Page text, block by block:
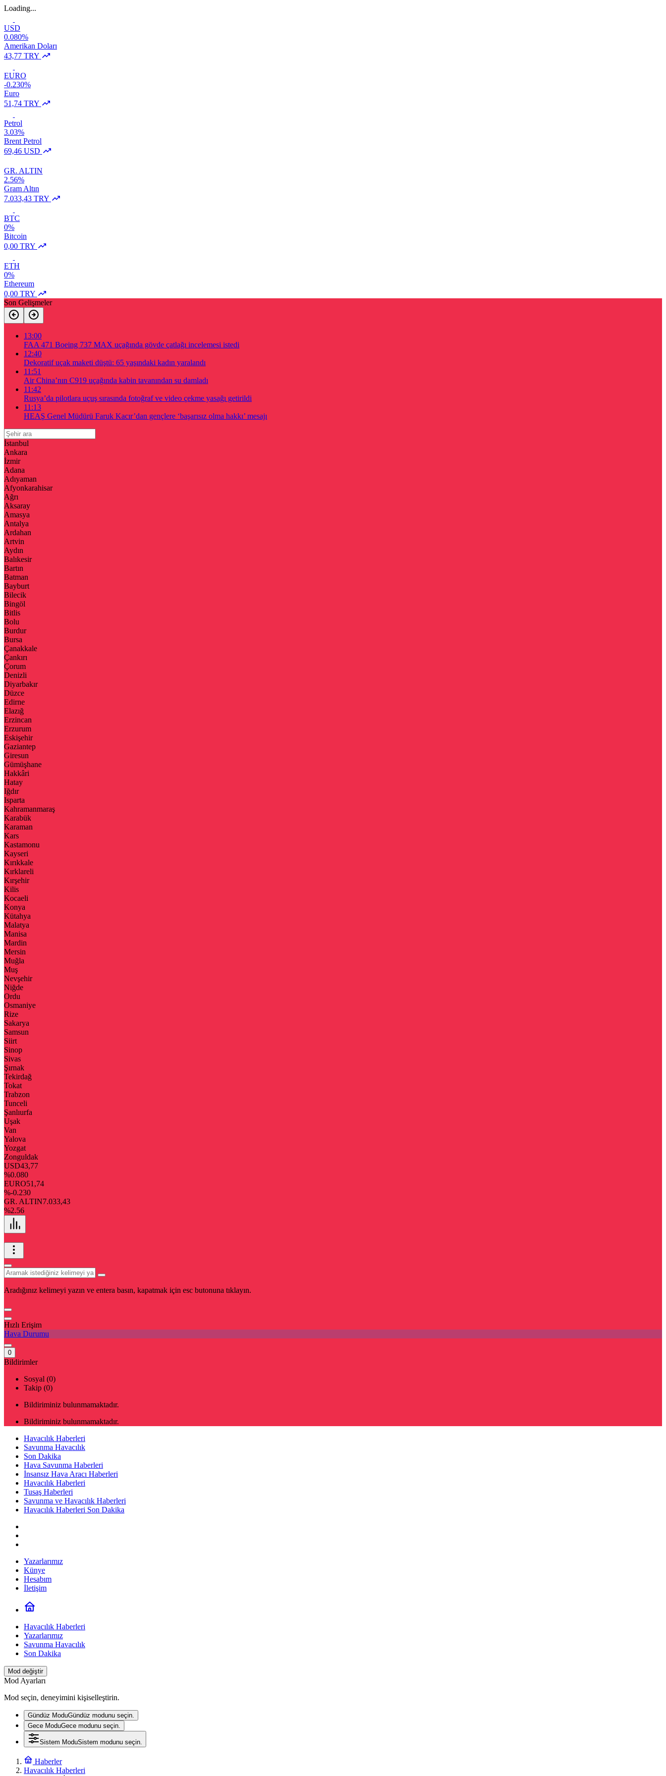
Loading...
USD
0.080%
Amerikan Doları
43,77 TRY
EURO
-0.230%
Euro
51,74 TRY
Petrol
3.03%
Brent Petrol
69,46 USD
GR. ALTIN
2.56%
Gram Altın
7.033,43 TRY
BTC
0%
Bitcoin
0,00 TRY
ETH
0%
Ethereum
0,00 TRY
Son Gelişmeler
13:00
FAA 471 Boeing 737 MAX uçağında gövde çatlağı incelemesi istedi
12:40
Dekoratif uçak maketi düştü: 65 yaşındaki kadın yaralandı
11:51
Air China’nın C919 uçağında kabin tavanından su damladı
11:42
Rusya’da pilotlara uçuş sırasında fotoğraf ve video çekme yasağı getirildi
11:13
HEAŞ Genel Müdürü Faruk Kacır’dan gençlere ‘başarısız olma hakkı’ mesajı
İstanbul
Ankara
İzmir
Adana
Adıyaman
Afyonkarahisar
Ağrı
Aksaray
Amasya
Antalya
Ardahan
Artvin
Aydın
Balıkesir
Bartın
Batman
Bayburt
Bilecik
Bingöl
Bitlis
Bolu
Burdur
Bursa
Çanakkale
Çankırı
Çorum
Denizli
Diyarbakır
Düzce
Edirne
Elazığ
Erzincan
Erzurum
Eskişehir
Gaziantep
Giresun
Gümüşhane
Hakkâri
Hatay
Iğdır
Isparta
Kahramanmaraş
Karabük
Karaman
Kars
Kastamonu
Kayseri
Kırıkkale
Kırklareli
Kırşehir
Kilis
Kocaeli
Konya
Kütahya
Malatya
Manisa
Mardin
Mersin
Muğla
Muş
Nevşehir
Niğde
Ordu
Osmaniye
Rize
Sakarya
Samsun
Siirt
Sinop
Sivas
Şırnak
Tekirdağ
Tokat
Trabzon
Tunceli
Şanlıurfa
Uşak
Van
Yalova
Yozgat
Zonguldak
USD43,77
%0.080
EURO51,74
%-0.230
GR. ALTIN7.033,43
%2.56
Aradığınız kelimeyi yazın ve entera basın, kapatmak için esc butonuna tıklayın.
Hızlı Erişim
Hava Durumu
0
Bildirimler
Sosyal (0)
Takip (0)
Bildiriminiz bulunmamaktadır.
Bildiriminiz bulunmamaktadır.
Havacılık Haberleri
Savunma Havacılık
Son Dakika
Hava Savunma Haberleri
İnsansız Hava Aracı Haberleri
Havacılık Haberleri
Tusaş Haberleri
Savunma ve Havacılık Haberleri
Havacılık Haberleri Son Dakika
Yazarlarımız
Künye
Hesabım
İletişim
Havacılık Haberleri
Yazarlarımız
Savunma Havacılık
Son Dakika
Mod değiştir
Mod Ayarları
Mod seçin, deneyimini kişiselleştirin.
Gündüz ModuGündüz modunu seçin.
Gece ModuGece modunu seçin.
Sistem ModuSistem modunu seçin.
Haberler
Havacılık Haberleri